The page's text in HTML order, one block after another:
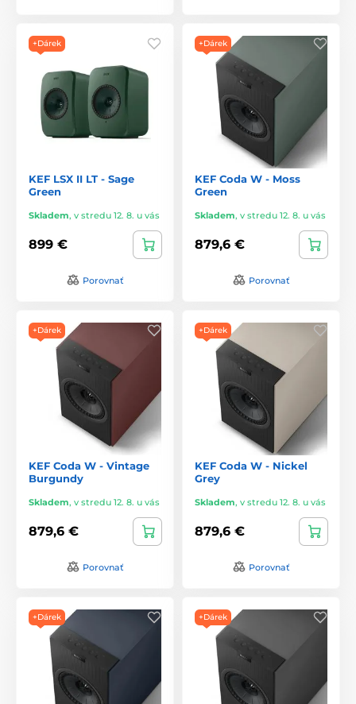
+Dárek
KEF LSX II LT - Sage
Green
Skladem, v stredu 12. 8. u vás
899 €
Porovnať
+Dárek
KEF Coda W - Moss
Green
Skladem, v stredu 12. 8. u vás
879,6 €
Porovnať
+Dárek
KEF Coda W - Vintage
Burgundy
Skladem, v stredu 12. 8. u vás
879,6 €
Porovnať
+Dárek
KEF Coda W - Nickel
Grey
Skladem, v stredu 12. 8. u vás
879,6 €
Porovnať
+Dárek +Dárek